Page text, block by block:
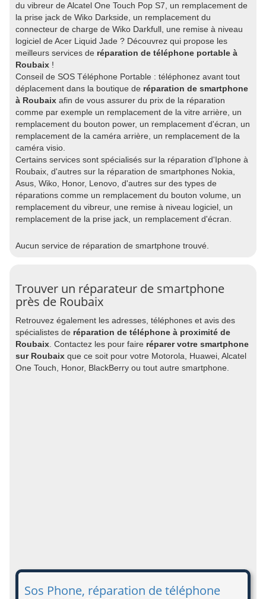
du vibreur de Alcatel One Touch Pop S7, un remplacement de
la prise jack de Wiko Darkside, un remplacement du
connecteur de charge de Wiko Darkfull, une remise à niveau
logiciel de Acer Liquid Jade ? Découvrez qui propose les
meilleurs services de réparation de téléphone portable à
Roubaix !
Conseil de SOS Téléphone Portable : téléphonez avant tout
déplacement dans la boutique de réparation de smartphone
à Roubaix afin de vous assurer du prix de la réparation
comme par exemple un remplacement de la vitre arrière, un
remplacement du bouton power, un remplacement d'écran, un
remplacement de la caméra arrière, un remplacement de la
caméra visio.
Certains services sont spécialisés sur la réparation d'Iphone à
Roubaix, d'autres sur la réparation de smartphones Nokia,
Asus, Wiko, Honor, Lenovo, d'autres sur des types de
réparations comme un remplacement du bouton volume, un
remplacement du vibreur, une remise à niveau logiciel, un
remplacement de la prise jack, un remplacement d'écran.
Aucun service de réparation de smartphone trouvé.
Trouver un réparateur de smartphone
près de Roubaix
Retrouvez également les adresses, téléphones et avis des
spécialistes de réparation de téléphone à proximité de
Roubaix . Contactez les pour faire réparer votre smartphone
sur Roubaix que ce soit pour votre Motorola, Huawei, Alcatel
One Touch, Honor, BlackBerry ou tout autre smartphone.
Sos Phone, réparation de téléphone